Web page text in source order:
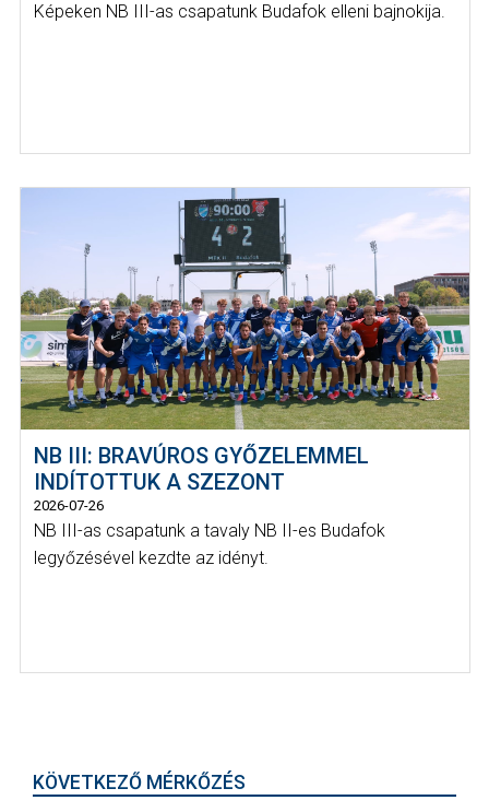
Képeken NB III-as csapatunk Budafok elleni bajnokija.
NB III: BRAVÚROS GYŐZELEMMEL
INDÍTOTTUK A SZEZONT
2026-07-26
NB III-as csapatunk a tavaly NB II-es Budafok
legyőzésével kezdte az idényt.
KÖVETKEZŐ MÉRKŐZÉS